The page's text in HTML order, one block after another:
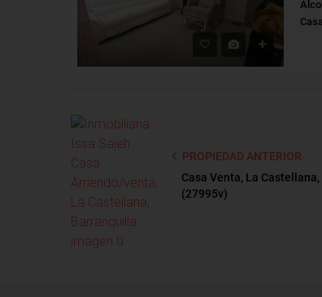
Casa
PROPIEDAD ANTERIOR
Casa Venta, La
(27995v)